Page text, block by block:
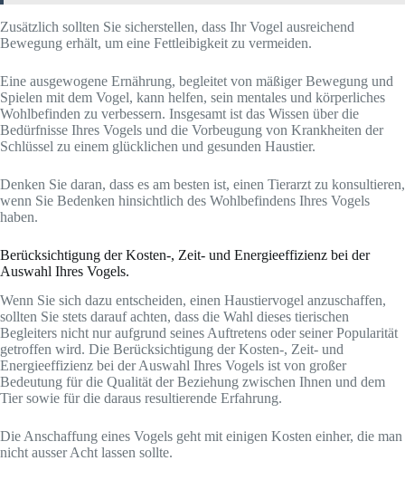
Zusätzlich sollten Sie sicherstellen, dass Ihr Vogel ausreichend
Bewegung erhält, um eine Fettleibigkeit zu vermeiden.
Eine ausgewogene Ernährung, begleitet von mäßiger Bewegung und
Spielen mit dem Vogel, kann helfen, sein mentales und körperliches
Wohlbefinden zu verbessern. Insgesamt ist das Wissen über die
Bedürfnisse Ihres Vogels und die Vorbeugung von Krankheiten der
Schlüssel zu einem glücklichen und gesunden Haustier.
Denken Sie daran, dass es am besten ist, einen Tierarzt zu konsultieren,
wenn Sie Bedenken hinsichtlich des Wohlbefindens Ihres Vogels
haben.
Berücksichtigung der Kosten-, Zeit- und Energieeffizienz bei der
Auswahl Ihres Vogels.
Wenn Sie sich dazu entscheiden, einen Haustiervogel anzuschaffen,
sollten Sie stets darauf achten, dass die Wahl dieses tierischen
Begleiters nicht nur aufgrund seines Auftretens oder seiner Popularität
getroffen wird. Die Berücksichtigung der Kosten-, Zeit- und
Energieeffizienz bei der Auswahl Ihres Vogels ist von großer
Bedeutung für die Qualität der Beziehung zwischen Ihnen und dem
Tier sowie für die daraus resultierende Erfahrung.
Die Anschaffung eines Vogels geht mit einigen Kosten einher, die man
nicht ausser Acht lassen sollte.